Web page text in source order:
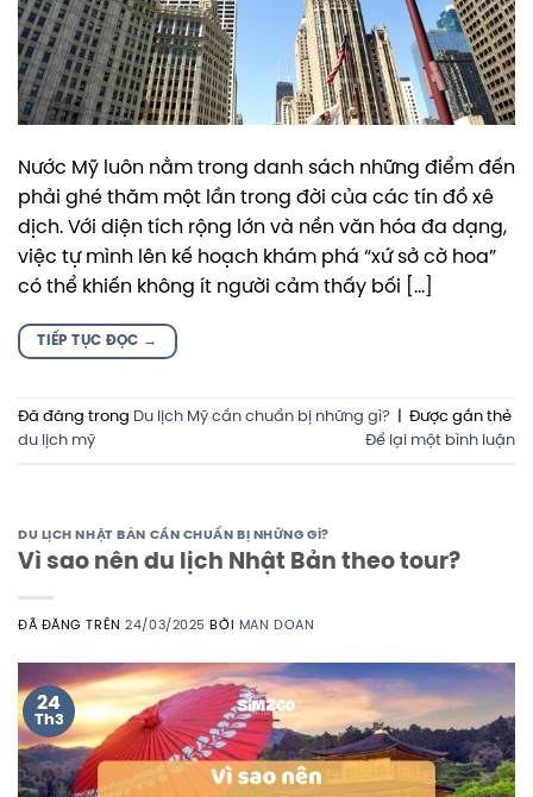
Nước Mỹ luôn nằm trong danh sách những điểm đến
phải ghé thăm một lần trong đời của các tín đồ xê
dịch. Với diện tích rộng lớn và nền văn hóa đa dạng,
việc tự mình lên kế hoạch khám phá “xứ sở cờ hoa”
có thể khiến không ít người cảm thấy bối […]
TIẾP TỤC ĐỌC →
Đã đăng trong Du lịch Mỹ cần chuẩn bị những gì?
Được gắn thẻ
du lịch mỹ
Để lại một bình luận
DU LỊCH NHẬT BẢN CẦN CHUẨN BỊ NHỮNG GÌ?
Vì sao nên du lịch Nhật Bản theo tour?
ĐÃ ĐĂNG TRÊN24/03/2025 BỞI MAN DOAN
24
Th3